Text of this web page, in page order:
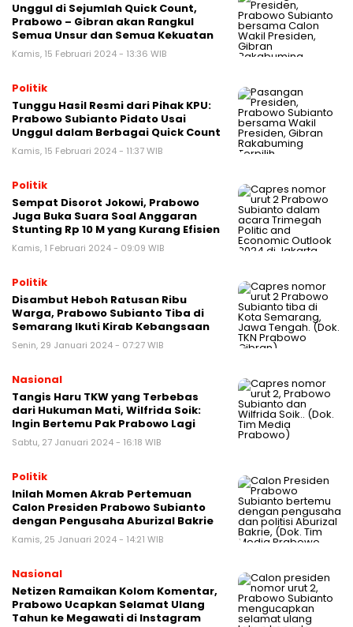
Unggul di Sejumlah Quick Count,
Prabowo – Gibran akan Rangkul
Semua Unsur dan Semua Kekuatan
Kamis, 15 Februari 2024 - 13:36 WIB
Politik
Tunggu Hasil Resmi dari Pihak KPU:
Prabowo Subianto Pidato Usai
Unggul dalam Berbagai Quick Count
Kamis, 15 Februari 2024 - 11:37 WIB
Politik
Sempat Disorot Jokowi, Prabowo
Juga Buka Suara Soal Anggaran
Stunting Rp 10 M yang Kurang Efisien
Kamis, 1 Februari 2024 - 09:09 WIB
Politik
Disambut Heboh Ratusan Ribu
Warga, Prabowo Subianto Tiba di
Semarang Ikuti Kirab Kebangsaan
Senin, 29 Januari 2024 - 07:27 WIB
Nasional
Tangis Haru TKW yang Terbebas
dari Hukuman Mati, Wilfrida Soik:
Ingin Bertemu Pak Prabowo Lagi
Sabtu, 27 Januari 2024 - 16:18 WIB
Politik
Inilah Momen Akrab Pertemuan
Calon Presiden Prabowo Subianto
dengan Pengusaha Aburizal Bakrie
Kamis, 25 Januari 2024 - 14:21 WIB
Nasional
Netizen Ramaikan Kolom Komentar,
Prabowo Ucapkan Selamat Ulang
Tahun ke Megawati di Instagram